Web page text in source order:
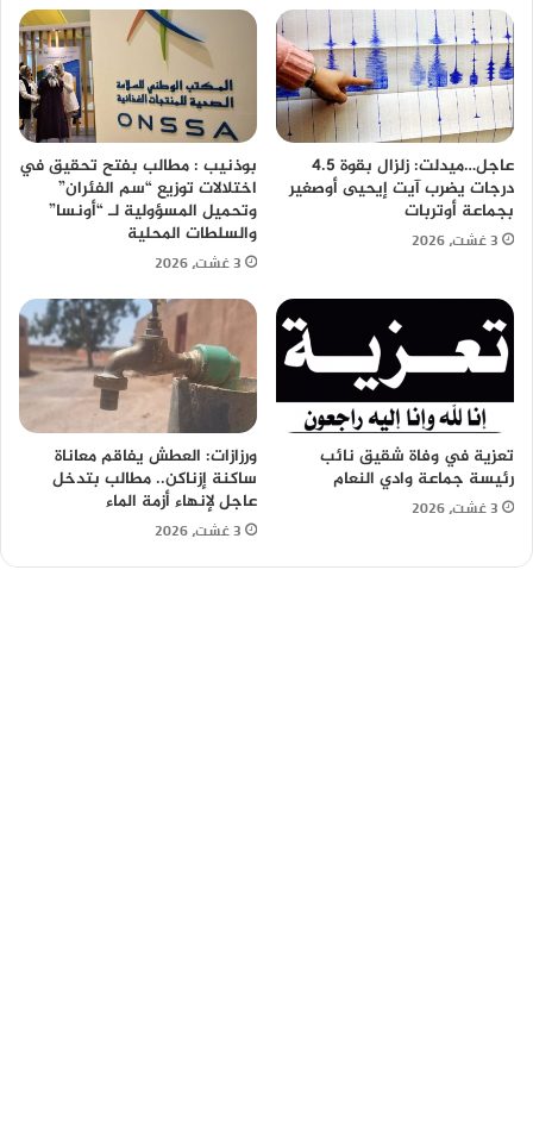
عاجل…ميدلت: زلزال بقوة 4.5
درجات يضرب آيت إيحيى أوصغير
بجماعة أوتربات
3 غشت، 2026
بوذنيب : مطالب بفتح تحقيق في
اختلالات توزيع “سم الفئران”
وتحميل المسؤولية لـ “أونسا”
والسلطات المحلية
3 غشت، 2026
تعزية في وفاة شقيق نائب
رئيسة جماعة وادي النعام
3 غشت، 2026
ورزازات: العطش يفاقم معاناة
ساكنة إزناكن.. مطالب بتدخل
عاجل لإنهاء أزمة الماء
3 غشت، 2026